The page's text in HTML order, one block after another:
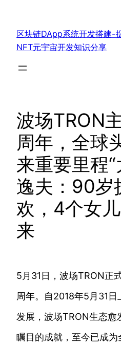
区块链DApp系统开发搭建-
NFT元宇宙开发知识分享
波场TRON
周年，全球
来重要里程
逸夫：90岁
欢，4个女
来
5月31日，波场TRON正
周年。自2018年5月31
发展，波场TRON生态愈
瞩目的成就，至今已成